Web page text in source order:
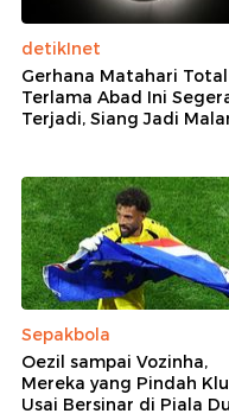
detikInet
Gerhana Matahari Total
Terlama Abad Ini
Terjadi, Siang Jadi
Sepakbola
Oezil sampai Vozinha,
Mereka yang Pindah
Usai Bersinar di Piala